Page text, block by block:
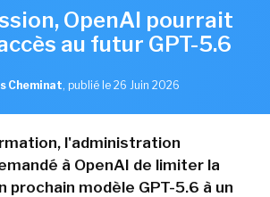
OpenAI pourrait
au futur GPT-5.6
Cheminat, publié le 26 Juin 2026
l'administration
à OpenAI de limiter la
prochain modèle GPT-5.6 à un